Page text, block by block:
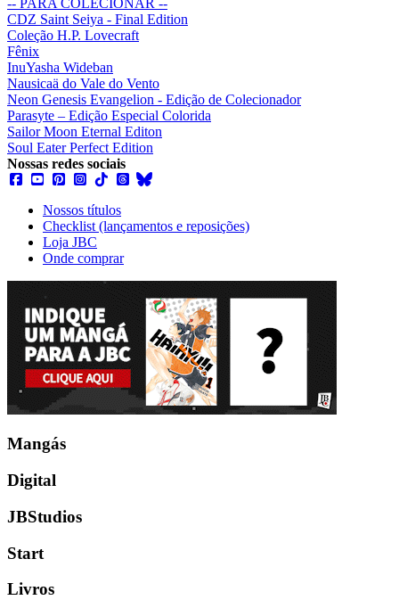
CDZ Saint Seiya - Final Edition
Coleção H.P. Lovecraft
Fênix
InuYasha Wideban
Nausicaä do Vale do Vento
Neon Genesis Evangelion - Edição de Colecionador
Parasyte – Edição Especial Colorida
Sailor Moon Eternal Editon
Soul Eater Perfect Edition
Nossas redes sociais
Nossos títulos
Checklist (lançamentos e reposições)
Loja JBC
Onde comprar
Mangás
Digital
JBStudios
Start
Livros